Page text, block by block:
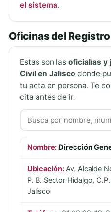
el sistema.
Oficinas del
Estas son las oficialías y
Civil en Jalisco donde
tu acta en persona. Te
cita antes de ir.
Dirección
Av. Alcalde
P. B. Sector Hidalgo,
Jalisco